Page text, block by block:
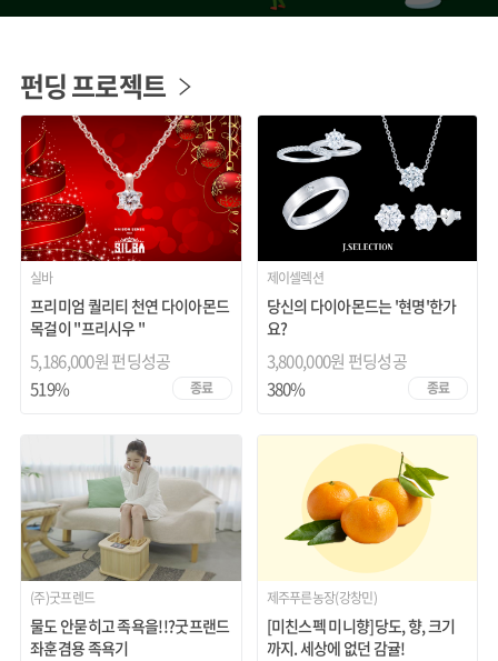
펀딩 프로젝트
실바
프리미엄 퀄리티 천연 다이아몬드
목걸이 "프리시우 "
5,186,000원 펀딩성공
종료
519%
제이셀렉션
당신의 다이아몬드는 '현명'한가
요?
3,800,000원 펀딩성공
종료
380%
(주)굿프렌드
물도 안묻히고 족욕을!!?굿프랜드
좌훈겸용 족욕기
제주푸른농장(강창민)
[미친스펙 미니향]당도, 향, 크기
까지. 세상에 없던 감귤!